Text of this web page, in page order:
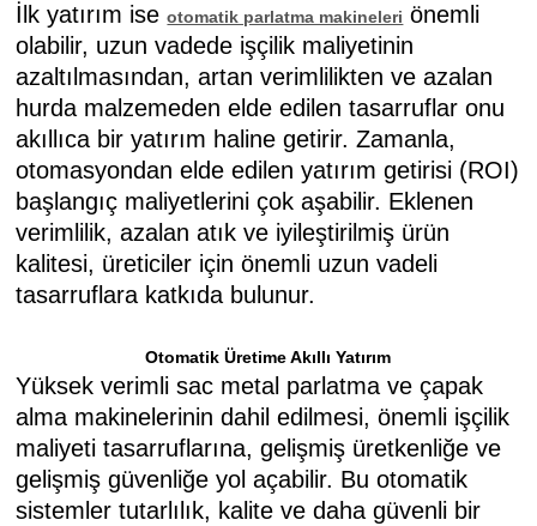
İlk yatırım iseotomatik parlatma makineleri önemli
olabilir, uzun vadede işçilik maliyetinin
azaltılmasından, artan verimlilikten ve azalan
hurda malzemeden elde edilen tasarruflar onu
akıllıca bir yatırım haline getirir. Zamanla,
otomasyondan elde edilen yatırım getirisi (ROI)
başlangıç maliyetlerini çok aşabilir. Eklenen
verimlilik, azalan atık ve iyileştirilmiş ürün
kalitesi, üreticiler için önemli uzun vadeli
tasarruflara katkıda bulunur.
Otomatik Üretime Akıllı Yatırım
Yüksek verimli sac metal parlatma ve çapak
alma makinelerinin dahil edilmesi, önemli işçilik
maliyeti tasarruflarına, gelişmiş üretkenliğe ve
gelişmiş güvenliğe yol açabilir. Bu otomatik
sistemler tutarlılık, kalite ve daha güvenli bir